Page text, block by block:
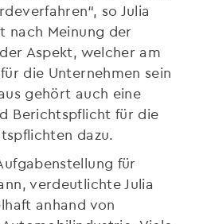
so Julia
nach Meinung der
Aspekt, welcher am
die Unternehmen sein
gehört auch eine
Berichtspflicht für die
dazu.
für
verdeutlichte Julia
anhand von